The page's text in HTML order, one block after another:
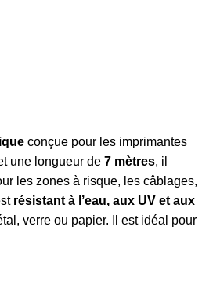
conçue pour les imprimantes
une longueur de 7 mètres, il
les zones à risque, les câblages,
résistant à l’eau, aux UV et aux
verre ou papier. Il est idéal pour